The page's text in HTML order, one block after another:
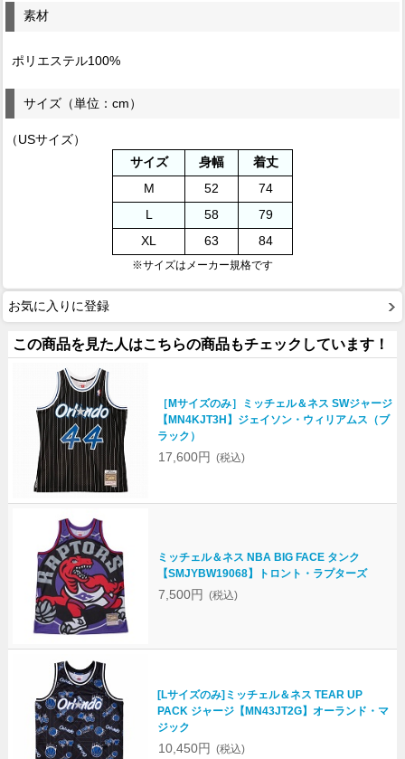
素材
ポリエステル100%
サイズ（単位：cm）
（USサイズ）
サイズ
身幅
着丈
M
52
74
L
58
79
XL
63 84
※サイズはメーカー規格です
お気に入りに登録
この商品を見た人はこちらの商品もチェックしています！
［Mサイズのみ］ミッチェル＆ネス SWジャージ
【MN4KJT3H】ジェイソン・ウィリアムス（ブ
ラック）
17,600円 (税込)
ミッチェル＆ネス NBA BIG FACE タンク
【SMJYBW19068】トロント・ラプターズ
7,500円 (税込)
[Lサイズのみ]ミッチェル＆ネス TEAR UP
PACK ジャージ【MN43JT2G】オーランド・マ
ジック
10,450円 (税込)